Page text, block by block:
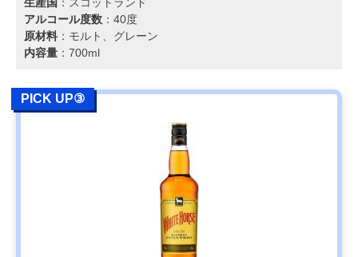
アルコール度数 ：40度
原材料 ：モルト、グレーン
内容量 ：700ml
PICK UP③